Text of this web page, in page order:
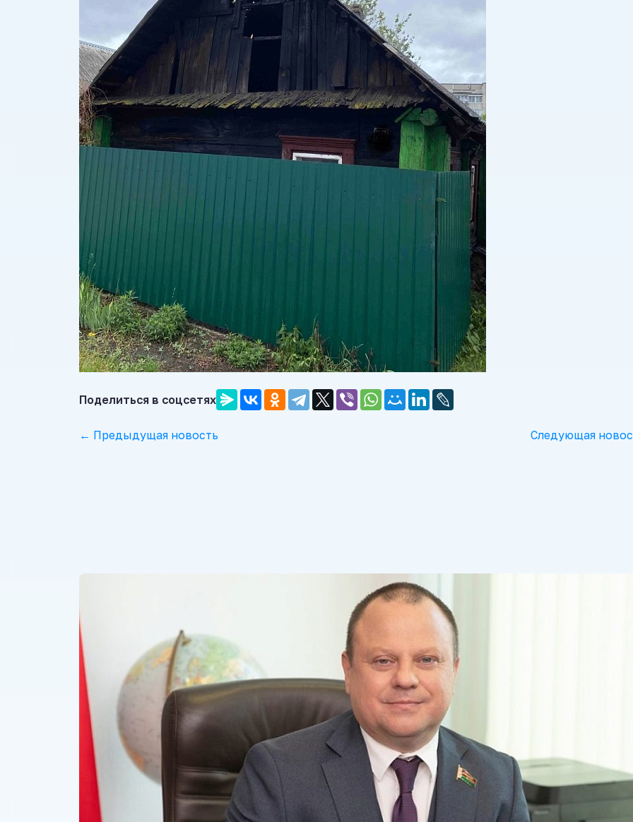
Поделиться в соцсетях
← Предыдущая новость Следующая